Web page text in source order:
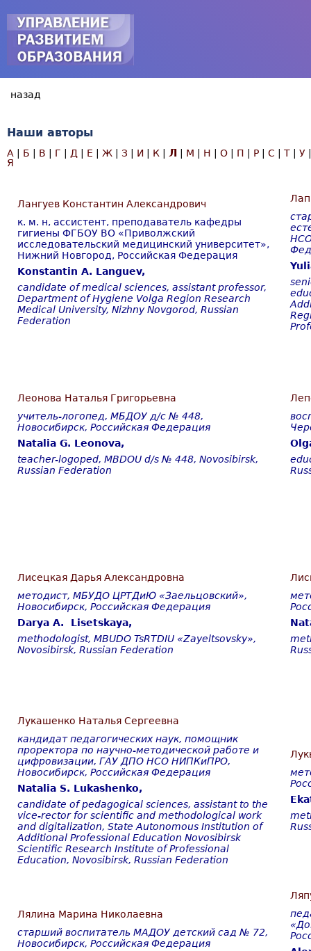
Наши авторы
А Б В Г Д Е Ж З И К Л М Н О П Р С Т У
Я
Лангуев Константин Александрович
к. м. н, ассистент, преподаватель кафедры
гигиены ФГБОУ ВО «Приволжский
исследовательский медицинский университет»,
Нижний Новгород, Российская Федерация
Konstantin A. Languev,
candidate of medical sciences, assistant professor,
Department of Hygiene Volga Region Research
Medical University, Nizhny Novgorod, Russian
Federation
Леонова Наталья Григорьевна
учитель-логопед, МБДОУ д/с № 448,
Новосибирск, Российская Федерация
Natalia G. Leonova,
teacher-logoped, МBDOU d/s № 448, Novosibirsk,
Russian Federation
Лисецкая Дарья Александровна
методист, МБУДО ЦРТДиЮ «Заельцовский»,
Новосибирск, Российская Федерация
Darya A. Lisetskaya,
methodologist, MBUDO TsRTDIU «Zayeltsovsky»,
Novosibirsk, Russian Federation
Лукашенко Наталья Сергеевна
кандидат педагогических наук, помощник
проректора по научно-методической работе и
цифровизации, ГАУ ДПО НСО НИПКиПРО,
Новосибирск, Российская Федерация
Natalia S. Lukashenko,
candidate of pedagogical sciences, assistant to the
vice-rector for scientific and methodological work
and digitalization, State Autonomous Institution of
Additional Professional Education Novosibirsk
Scientific Research Institute of Professional
Education, Novosibirsk, Russian Federation
Лялина Марина Николаевна
старший воспитатель МАДОУ детский сад № 72,
Новосибирск, Российская Федерация